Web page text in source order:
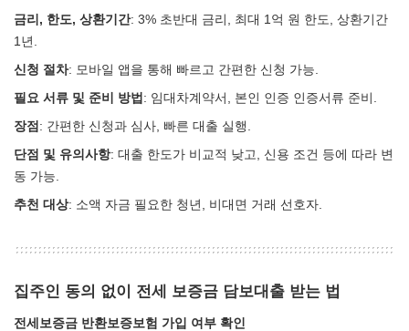
금리, 한도, 상환기간: 3% 초반대 금리, 최대 1억 원 한도, 상환기간
1년.
신청 절차: 모바일 앱을 통해 빠르고 간편한 신청 가능.
필요 서류 및 준비 방법 : 임대차계약서, 본인 인증 인증서류 준비.
장점 : 간편한 신청과 심사, 빠른 대출 실행.
단점 및 유의사항: 대출 한도가 비교적 낮고, 신용 조건 등에 따라 변
동 가능.
추천 대상: 소액 자금 필요한 청년, 비대면 거래 선호자.
집주인 동의 없이 전세 보증금 담보대출 받는 법
전세보증금 반환보증보험 가입 여부 확인